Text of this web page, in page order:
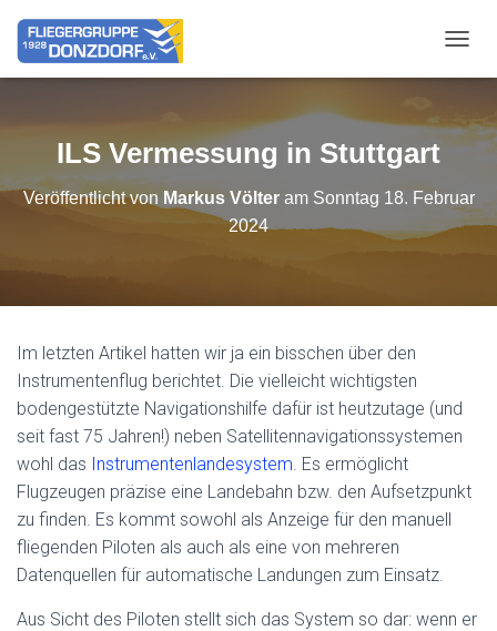
ILS Vermessung in Stuttgart
Veröffentlicht von Markus Völteram Sonntag 18. Februar
2024
Im letzten Artikel hatten wir ja ein bisschen über den
Instrumentenflug berichtet. Die vielleicht wichtigsten
bodengestützte Navigationshilfe dafür ist heutzutage (und
seit fast 75 Jahren!) neben Satellitennavigationssystemen
wohl das Instrumentenlandesystem. Es ermöglicht
Flugzeugen präzise eine Landebahn bzw. den Aufsetzpunkt
zu finden. Es kommt sowohl als Anzeige für den manuell
fliegenden Piloten als auch als eine von mehreren
Datenquellen für automatische Landungen zum Einsatz.
Aus Sicht des Piloten stellt sich das System so dar: wenn er